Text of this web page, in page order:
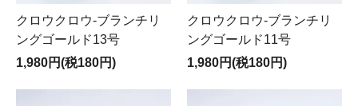
クロウクロウ-ブランチリ
ングゴールド13号
1,980円(税180円)
クロウクロウ-ブランチリ
ングゴールド11号
1,980円(税180円)